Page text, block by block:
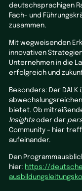
deutschsprachigen
Fach- und
zusammen.
Mit wegweisenden
innovativen
Unternehmen in die
erfolgreich und
Besonders: Der
bietet. Ob
Insightsoder der
Community – hier
aufeinander.
Den
hier: https://